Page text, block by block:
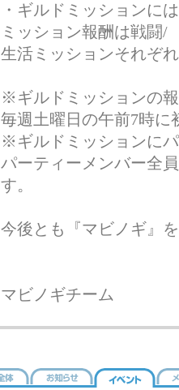
・ギルドミッションに
ミッション報酬は戦闘/
生活ミッションそれぞ
※ギルドミッションの
毎週土曜日の午前7時に
※ギルドミッションに
パーティーメンバー全
す。
今後とも『マビノギ』
マビノギチーム